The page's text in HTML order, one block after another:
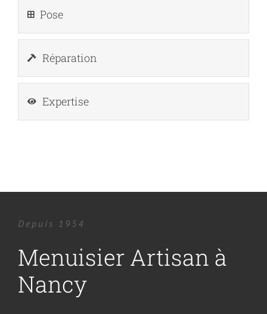
Pose
Réparation
Expertise
Depuis 1954
Menuisier Artisan à
Nancy